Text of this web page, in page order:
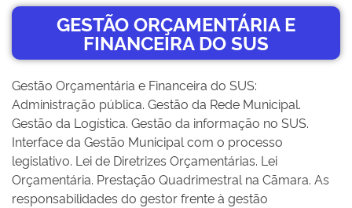
GESTÃO ORÇAMENTÁRIA E
FINANCEIRA DO SUS
Gestão Orçamentária e Financeira do SUS:
Administração pública. Gestão da Rede Municipal.
Gestão da Logística. Gestão da informação no SUS.
Interface da Gestão Municipal com o processo
legislativo. Lei de Diretrizes Orçamentárias. Lei
Orçamentária. Prestação Quadrimestral na Cãmara. As
responsabilidades do gestor frente à gestão